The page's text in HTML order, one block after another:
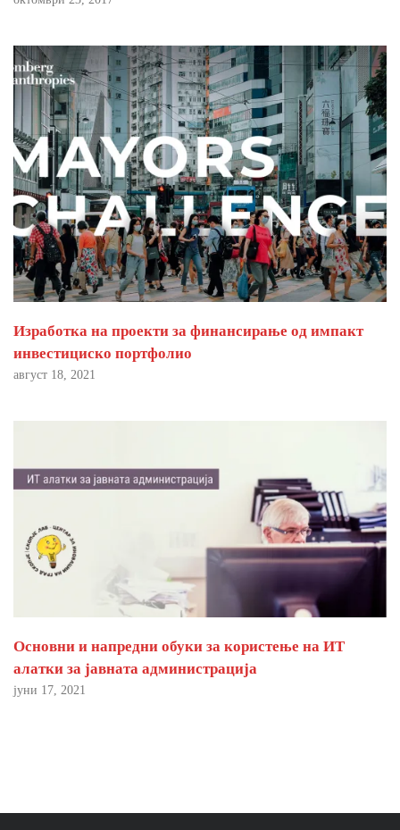
Изработка на проекти за финансирање од импакт
инвестициско портфолио
август 18, 2021
Основни и напредни обуки за користење на ИТ
алатки за јавната администрација
јуни 17, 2021